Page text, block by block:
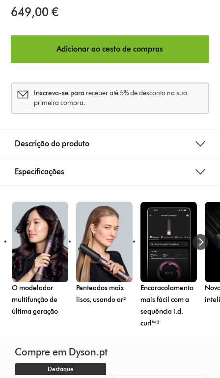
t
n
s
649,00 €
Adicionar ao cesto de compras
Inscreva-se para receber até 5% de desconto na sua
primeira compra.
Descrição do produto
Especificações
O modelador
multifunção de
última geração
Penteados mais
lisos, usando ar²
Encaracolamento
mais fácil com a
sequência i.d.
curl™³
Compre em Dyson.pt
Destaque